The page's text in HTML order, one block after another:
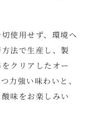
使用せず、環境へ
法で生産し、製
クリアしたオー
力強い味わいと、
味をお楽しみい